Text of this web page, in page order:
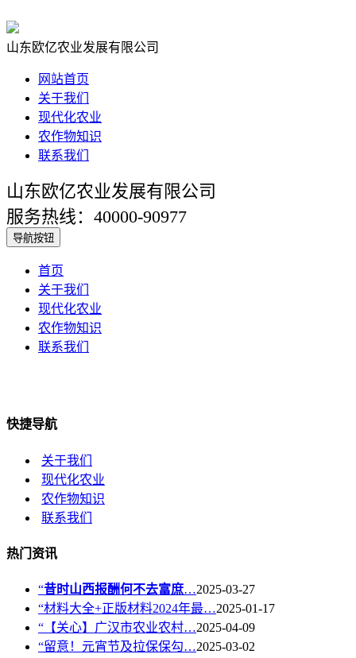
山东欧亿农业发展有限公司
网站首页
关于我们
现代化农业
农作物知识
联系我们
山东欧亿农业发展有限公司
服务热线：40000-90977
导航按钮
首页
关于我们
现代化农业
农作物知识
联系我们
快捷导航
关于我们
现代化农业
农作物知识
联系我们
热门资讯
“昔时山西报酬何不去富庶…2025-03-27
“材料大全+正版材料2024年最…2025-01-17
“【关心】广汉市农业农村…2025-04-09
“留意！元宵节及拉保保勾…2025-03-02